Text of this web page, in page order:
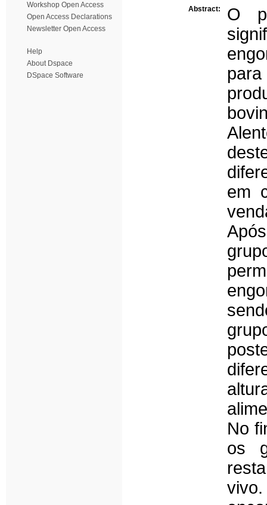
Workshop Open Access
Open Access Declarations
Newsletter Open Access
Help
About Dspace
DSpace Software
Abstract:
O
em
No
os